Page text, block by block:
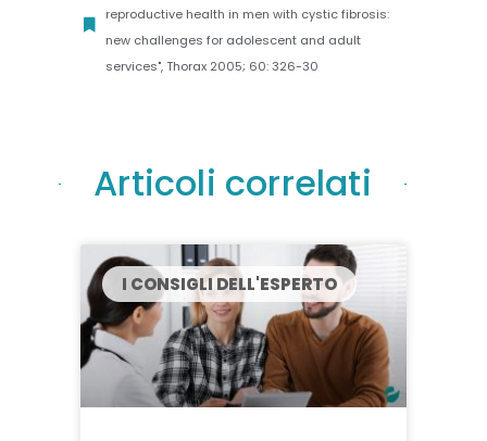
reproductive health in men with cystic fibrosis:
new challenges for adolescent and adult
services", Thorax 2005; 60: 326-30
Articoli correlati
I CONSIGLI DELL'ESPERTO